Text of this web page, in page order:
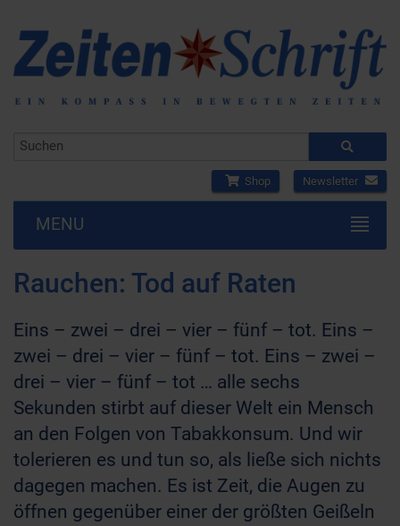
Shop Newsletter
MENU
Rauchen: Tod auf Raten
Eins – zwei – drei – vier – fünf – tot. Eins –
zwei – drei – vier – fünf – tot. Eins – zwei –
drei – vier – fünf – tot … alle sechs
Sekunden stirbt auf dieser Welt ein Mensch
an den Folgen von Tabakkonsum. Und wir
tolerieren es und tun so, als ließe sich nichts
dagegen machen. Es ist Zeit, die Augen zu
öffnen gegenüber einer der größten Geißeln